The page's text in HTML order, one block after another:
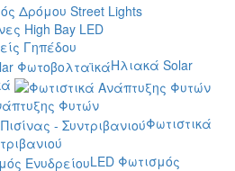
Δρόμου Street Lights
High Bay LED
Γηπέδου
Ηλιακά Solar
Φυτών
Φωτιστικά
LED Φωτισμός